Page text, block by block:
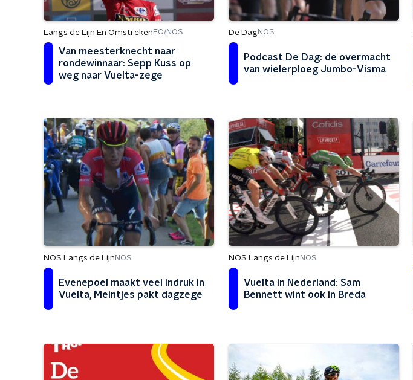
Langs de Lijn En Omstreken EO/NOS
Van meesterknecht naar
rondewinnaar: Sepp Kuss op
weg naar Vuelta-zege
De DagNOS
Podcast De Dag: de overmacht
van wielerploeg Jumbo-Visma
NOS Langs de Lijn NOS
Evenepoel maakt veel indruk in
Vuelta, Meintjes pakt dagzege
NOS Langs de Lijn NOS
Vuelta in Nederland: Sam
Bennett wint ook in Breda